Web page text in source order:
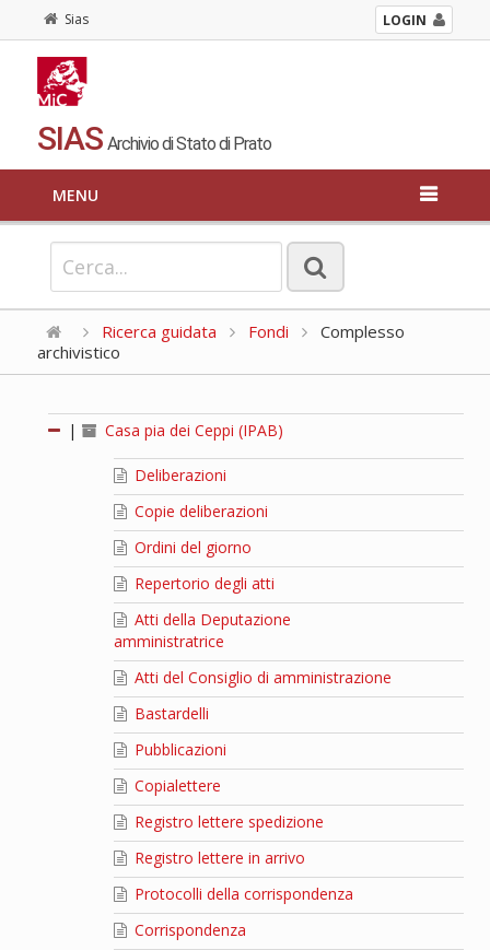
Sias LOGIN
SIAS Archivio di Stato di Prato
MENU
Ricerca guidata Fondi
Complesso
archivistico
| Casa pia dei Ceppi (IPAB)
Deliberazioni
Copie deliberazioni
Ordini del giorno
Repertorio degli atti
Atti della Deputazione
amministratrice
Atti del Consiglio di amministrazione
Bastardelli
Pubblicazioni
Copialettere
Registro lettere spedizione
Registro lettere in arrivo
Protocolli della corrispondenza
Corrispondenza